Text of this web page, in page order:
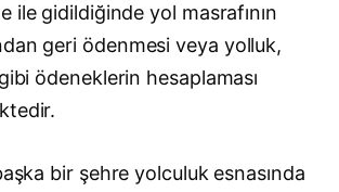
ile gidildiğinde yol masrafının
geri ödenmesi veya yolluk,
ödeneklerin hesaplaması
bir şehre yolculuk esnasında